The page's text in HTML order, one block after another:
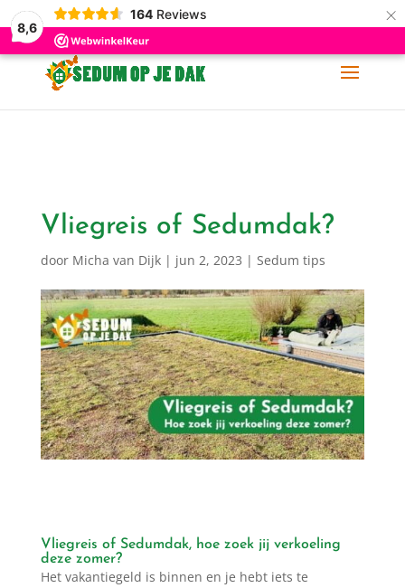
8,6
164 Reviews ×
06-11 88 62 60 info@sedumopjedak.nl
Vliegreis of Sedumdak?
door Micha van Dijk| jun 2, 2023 | Sedum tips
Vliegreis of Sedumdak, hoe zoek jij verkoeling
deze zomer?
Het vakantiegeld is binnen en je hebt iets te